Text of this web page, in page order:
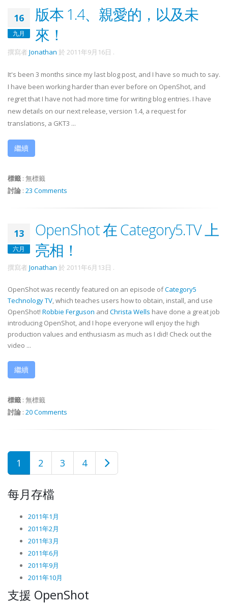
16
九月
版本 1.4、親愛的，以及未
來！
撰寫者 Jonathan 於 2011年9月16日 .
It's been 3 months since my last blog post, and I have so much to say.
I have been working harder than ever before on OpenShot, and
regret that I have not had more time for writing blog entries. I have
new details on our next release, version 1.4, a request for
translations, a GKT3 ...
繼續
標籤 : 無標籤
討論 : 23 Comments
13
六月
OpenShot 在 Category5.TV 上
亮相！
撰寫者 Jonathan 於 2011年6月13日 .
OpenShot was recently featured on an episode ofCategory5
Technology TV, which teaches users how to obtain, install, and use
OpenShot! Robbie Ferguson and Christa Wells have done a great job
introducing OpenShot, and I hope everyone will enjoy the high
production values and enthusiasm as much as I did! Check out the
video ...
繼續
標籤 : 無標籤
討論 : 20 Comments
1 2 3 4
每月存檔
2011年1月
2011年2月
2011年3月
2011年6月
2011年9月
2011年10月
支援 OpenShot